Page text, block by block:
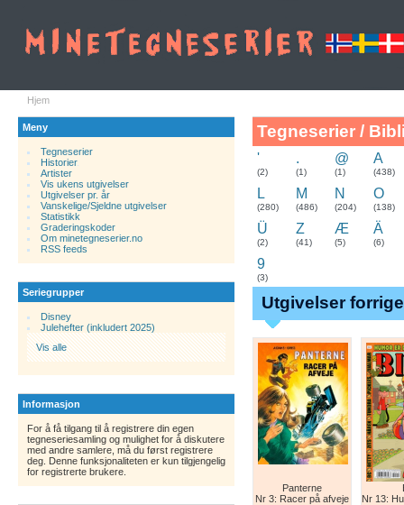
Hjem
Meny
Tegneserier
Historier.
Artister
Vis ukens utgivelser
Utgivelser pr. år
Vanskelige/Sjeldne utgivelser
Statistikk
Graderingskoder
Om minetegneserier.no
RSS feeds
Seriegrupper
Disney
Julehefter (inkludert 2025)
Vis alle
Informasjon
For å få tilgang til å registrere din egen
tegneseriesamling og mulighet for å diskutere
med andre samlere, må du først registrere
deg. Denne funksjonaliteten er kun tilgjengelig
for registrerte brukere.
Tegneserier /
'
(2)
.
(1)
@
(1)
A
(438)
L
(280)
M
(486)
N
(204)
O
(138)
Ü
(2)
Z
(41)
Æ
(5)
Ä
(6)
9
(3)
Utgivelser
Panterne
Nr 3: Racer på afveje
Nr 13: Humor